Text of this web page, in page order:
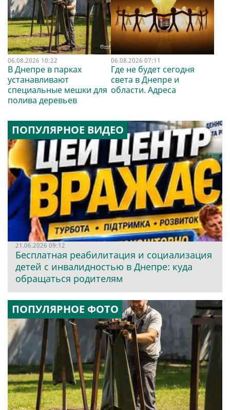
06.08.2026 10:22
В Днепре в парках
устанавливают
специальные мешки для
полива деревьев
06.08.2026 07:11
Где не будет сегодня
света в Днепре и
области. Адреса
ПОПУЛЯРНОЕ ВИДЕО
21.06.2026 09:12
Бесплатная реабилитация и социализация
детей с инвалидностью в Днепре: куда
обращаться родителям
ПОПУЛЯРНОЕ ФОТО